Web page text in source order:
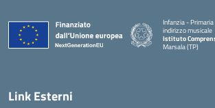
Infanzia - Primaria
indirizzo musicale
Istituto
Marsala (TP)
Link Esterni